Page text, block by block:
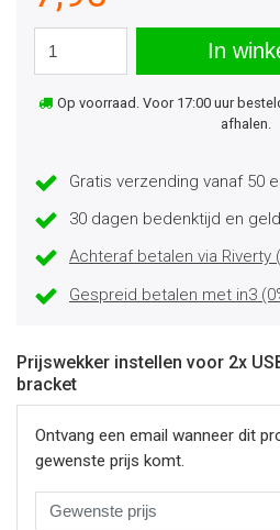
In
Op voorraad. Voor 17:00 uur
afhalen.
Gratis verzending vanaf 50
30 dagen bedenktijd en
Achteraf betalen via Riverty
Gespreid betalen met in3
Prijswekker instellen voor 2x
bracket
Ontvang een email wanneer dit
gewenste prijs komt.